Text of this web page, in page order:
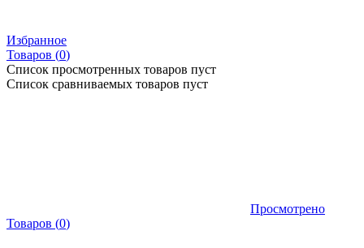
Избранное
Товаров (0)
Список просмотренных товаров пуст
Список сравниваемых товаров пуст
Просмотрено
Товаров (0)